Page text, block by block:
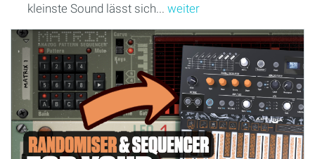
kleinste Sound lässt sich... weiter